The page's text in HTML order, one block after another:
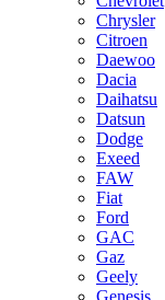
Chrysler
Citroen
Daewoo
Dacia
Daihatsu
Datsun
Dodge
Exeed
FAW
Fiat
Ford
GAC
Gaz
Geely
Genesis